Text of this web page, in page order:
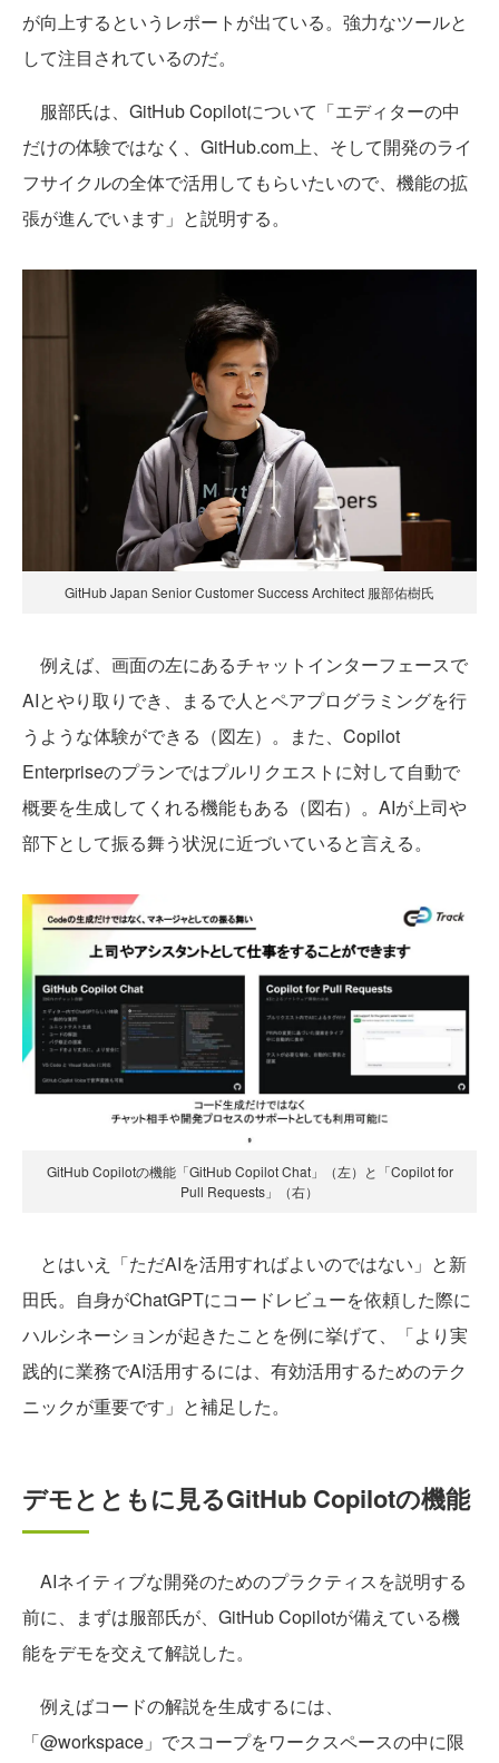
が向上するというレポートが出ている。強力なツールと
して注目されているのだ。
服部氏は、GitHub Copilotについて「エディターの中
だけの体験ではなく、GitHub.com上、そして開発のライ
フサイクルの全体で活用してもらいたいので、機能の拡
張が進んでいます」と説明する。
GitHub Japan Senior Customer Success Architect 服部佑樹氏
例えば、画面の左にあるチャットインターフェースで
AIとやり取りでき、まるで人とペアプログラミングを行
うような体験ができる（図左）。また、Copilot
Enterpriseのプランではプルリクエストに対して自動で
概要を生成してくれる機能もある（図右）。AIが上司や
部下として振る舞う状況に近づいていると言える。
GitHub Copilotの機能「GitHub Copilot Chat」（左）と「Copilot for
Pull Requests」（右）
とはいえ「ただAIを活用すればよいのではない」と新
田氏。自身がChatGPTにコードレビューを依頼した際に
ハルシネーションが起きたことを例に挙げて、「より実
践的に業務でAI活用するには、有効活用するためのテク
ニックが重要です」と補足した。
デモとともに見るGitHub Copilotの機能
AIネイティブな開発のためのプラクティスを説明する
前に、まずは服部氏が、GitHub Copilotが備えている機
能をデモを交えて解説した。
例えばコードの解説を生成するには、
「@workspace」でスコープをワークスペースの中に限